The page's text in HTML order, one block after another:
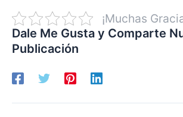
¡Muchas
Dale Me Gusta y Comparte
Publicación